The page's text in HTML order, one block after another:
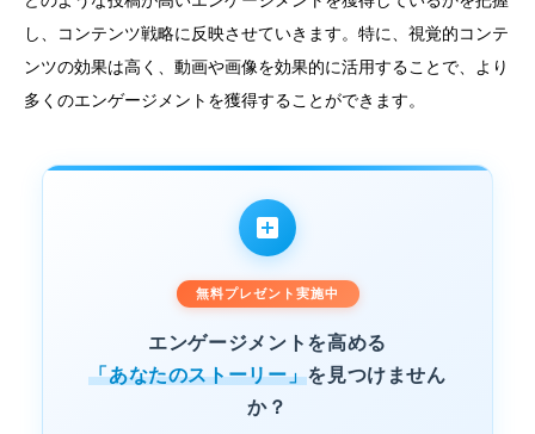
し、コンテンツ戦略に反映させていきます。特に、視覚的コンテ
ンツの効果は高く、動画や画像を効果的に活用することで、より
多くのエンゲージメントを獲得することができます。
無料プレゼント実施中
エンゲージメントを高める
「あなたのストーリー」を見つけません
か？